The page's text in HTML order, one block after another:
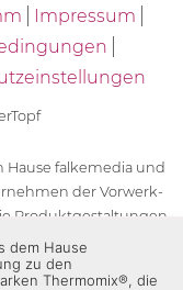
Impressum
Hause falkemedia und
der Vorwerk-
Produktgestaltungen
der Unternehmen
die Zeichen TM5®,
dem Hause
zu den
Thermomix®, die